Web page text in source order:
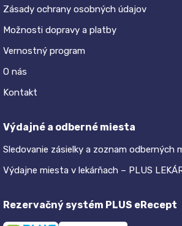
Zásady ochrany osobných údajov
Možnosti dopravy a platby
Vernostný program
O nás
Kontakt
Výdajné a odberné miesta
Sledovanie zásielky a zoznam odberných
Výdajne miesta v lekárňach – PLUS
Rezervačný systém PLUS eRecept